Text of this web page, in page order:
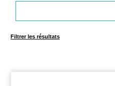
Filtrer les résultats